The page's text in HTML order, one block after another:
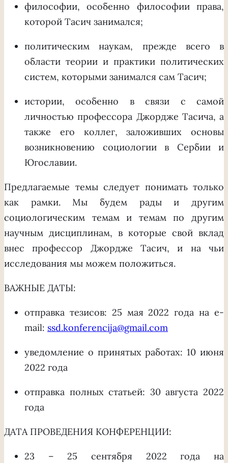
философии, особенно философии права,
которой Тасич занимался;
политическим наукам, прежде всего в
области теории и практики политических
систем, которыми занимался сам Тасич;
истории, особенно в связи с самой
личностью профессора Джордже Тасича, а
также его коллег, заложивших основы
возникновению социологии в Сербии и
Югославии.
Предлагаемые темы следует понимать только
как рамки. Мы будем рады и другим
социологическим темам и темам по другим
научным дисциплинам, в которые свой вклад
внес профессор Джордже Тасич, и на чьи
исследования мы можем положиться.
ВАЖНЫЕ ДАТЫ:
отправка тезисов: 25 мая 2022 года на e-
mail: ssd.konferencija@gmail.com
уведомление о принятых работах: 10 июня
2022 года
отправка полных статьей: 30 августа 2022
года
ДАТА ПРОВЕДЕНИЯ КОНФЕРЕНЦИИ:
23 – 25 сентября 2022 года на